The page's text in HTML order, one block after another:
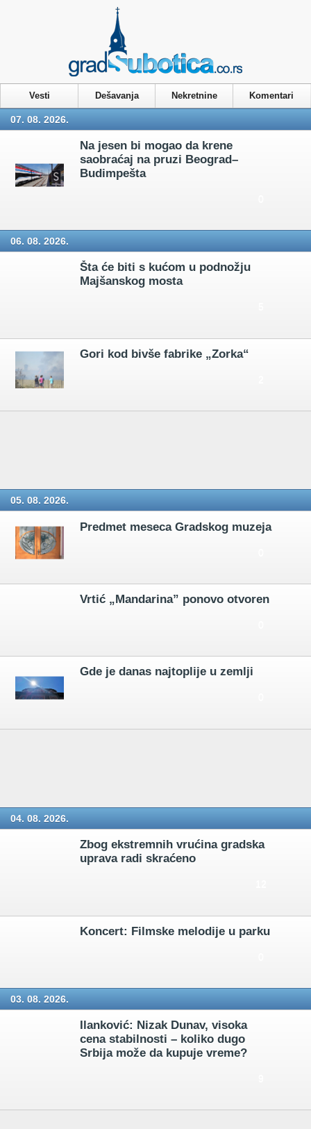
Vesti Dešavanja Nekretnine Komentari
07. 08. 2026.
Na jesen bi mogao da krene
saobraćaj na pruzi Beograd–
Budimpešta
06. 08. 2026.
Šta će biti s kućom u podnožju
Majšanskog mosta
Gori kod bivše fabrike „Zorka“
05. 08. 2026.
Predmet meseca Gradskog muzeja
Vrtić „Mandarina” ponovo otvoren
Gde je danas najtoplije u zemlji
04. 08. 2026.
Zbog ekstremnih vrućina gradska
uprava radi skraćeno
Koncert: Filmske melodije u parku
03. 08. 2026.
Ilanković: Nizak Dunav, visoka
cena stabilnosti – koliko dugo
Srbija može da kupuje vreme?
Privacy & Cookies Policy